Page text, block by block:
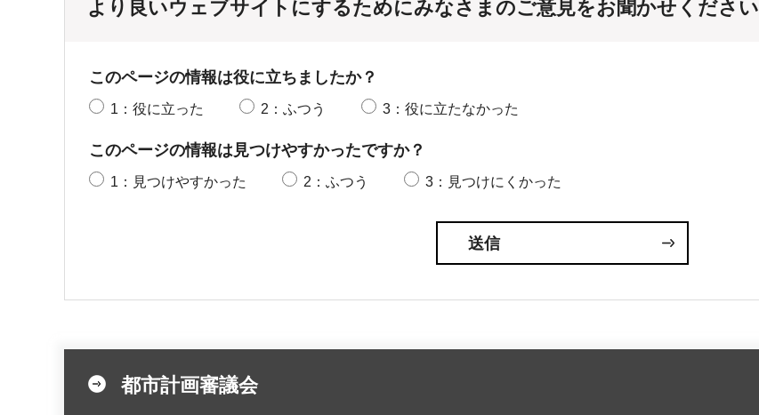
より良いウェブサイトにするためにみなさまのご意見をお聞かせください
このページの情報は役に立ちましたか？
1：役に立った 2：ふつう 3：役に立たなかった
このページの情報は見つけやすかったですか？
1：見つけやすかった 2：ふつう 3：見つけにくかった
都市計画審議会